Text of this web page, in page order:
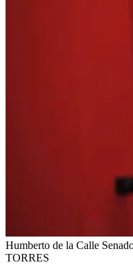
Humberto de la Calle
TORRES